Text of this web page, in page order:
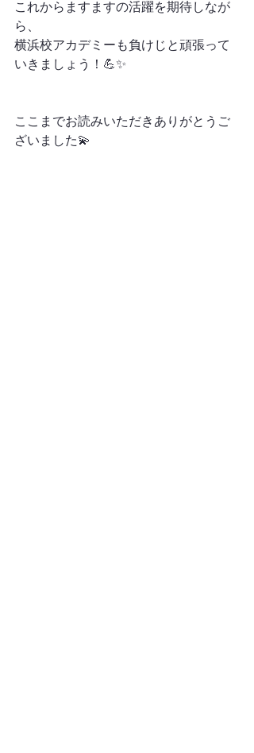
これからますますの活躍を期待しなが
ら、
横浜校アカデミーも負けじと頑張って
いきましょう！💪✨
ここまでお読みいただきありがとうご
ざいました💫